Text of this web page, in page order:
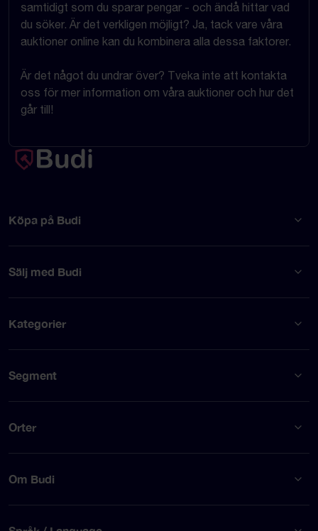
samtidigt som du sparar pengar - och ändå hittar vad
du söker. Är det verkligen möjligt? Ja, tack vare våra
auktioner online kan du kombinera alla dessa faktorer.
Är det något du undrar över? Tveka inte att kontakta
oss för mer information om våra auktioner och hur det
går till!
Köpa på Budi
Sälj med Budi
Kategorier
Segment
Orter
Om Budi